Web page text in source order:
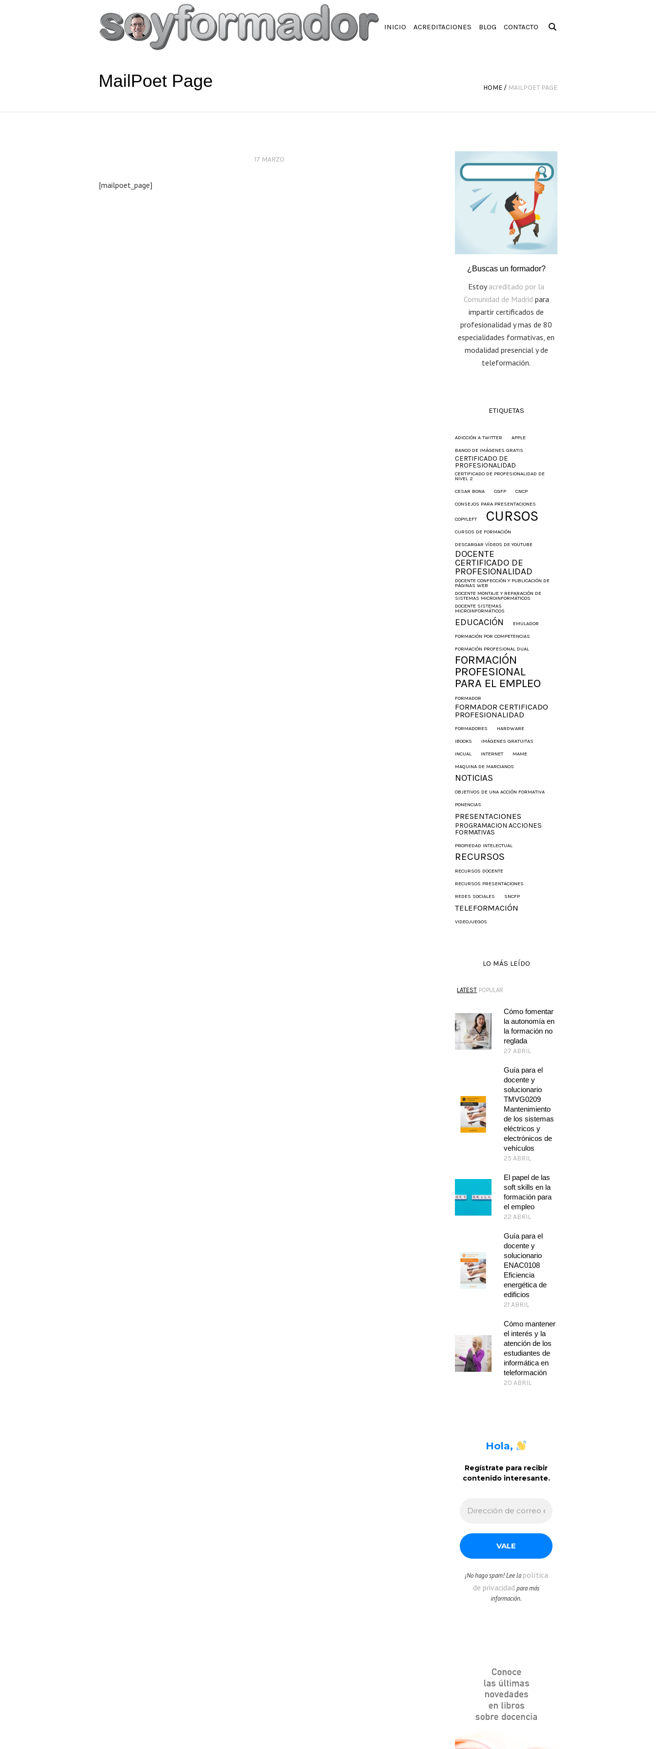
INICIO ACREDITACIONES BLOG CONTACTO
MailPoet Page HOME / MAILPOET PAGE
17 MARZO
[mailpoet_page]
¿Buscas un formador?
Estoyacreditado por la
Comunidad de Madrid para
impartir certificados de
profesionalidad y mas de 80
especialidades formativas, en
modalidad presencial y de
teleformación.
ETIQUETAS
ADICCIÓN A TWITTER
APPLE
BANCO DE IMÁGENES GRATIS
CERTIFICADO DE
PROFESIONALIDAD
CERTIFICADO DE PROFESIONALIDAD DE
NIVEL 2
CESAR BONA
CGFP
CNCP
CONSEJOS PARA PRESENTACIONES
COPYLEFT CURSOS
CURSOS DE FORMACIÓN
DESCARGAR VÍDEOS DE YOUTUBE
DOCENTE
CERTIFICADO DE
PROFESIONALIDAD
DOCENTE CONFECCIÓN Y PUBLICACIÓN DE
PÁGINAS WEB
DOCENTE MONTAJE Y REPARACIÓN DE
SISTEMAS MICROINFORMÁTICOS
DOCENTE SISTEMAS
MICROINFORMÁTICOS
EDUCACIÓN
EMULADOR
FORMACIÓN POR COMPETENCIAS
FORMACIÓN PROFESIONAL DUAL
FORMACIÓN
PROFESIONAL
PARA EL EMPLEO
FORMADOR
FORMADOR CERTIFICADO
PROFESIONALIDAD
FORMADORES
HARDWARE
IBOOKS
IMÁGENES GRATUITAS
INCUAL
INTERNET
MAME
MAQUINA DE MARCIANOS
NOTICIAS
OBJETIVOS DE UNA ACCIÓN FORMATIVA
PONENCIAS
PRESENTACIONES
PROGRAMACION ACCIONES
FORMATIVAS
PROPIEDAD INTELECTUAL
RECURSOS
RECURSOS DOCENTE
RECURSOS PRESENTACIONES
REDES SOCIALES
SNCFP
TELEFORMACIÓN
VIDEOJUEGOS
LO MÁS LEÍDO
LATEST POPULAR
Cómo fomentar
la autonomía en
la formación no
reglada
27 ABRIL
Guía para el
docente y
solucionario
TMVG0209
Mantenimiento
de los sistemas
eléctricos y
electrónicos de
vehículos
25 ABRIL
El papel de las
soft skills en la
formación para
el empleo
22 ABRIL
Guía para el
docente y
solucionario
ENAC0108
Eficiencia
energética de
edificios
21 ABRIL
Cómo mantener
el interés y la
atención de los
estudiantes de
informática en
teleformación
20 ABRIL
Hola,
Regístrate para recibir
contenido interesante.
¡No hago spam! Lee la política
de privacidad para más
información.